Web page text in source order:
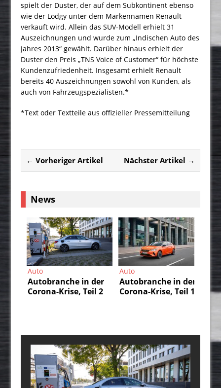
spielt der Duster, der auf dem Subkontinent ebenso
wie der Lodgy unter dem Markennamen Renault
verkauft wird. Allein das SUV-Modell erhielt 31
Auszeichnungen und wurde zum „Indischen Auto des
Jahres 2013“ gewählt. Darüber hinaus erhielt der
Duster den Preis „TNS Voice of Customer“ für höchste
Kundenzufriedenheit. Insgesamt erhielt Renault
bereits 40 Aus­zeichnungen sowohl von Kunden, als
auch von Fahrzeug­spezialisten.*
*Text oder Textteile aus offizieller Pressemitteilung
← Vorheriger Artikel Nächster Artikel →
News
Auto
Autobranche in der
Corona-Krise, Teil 2
Auto
Autobranche in der
Corona-Krise, Teil 1